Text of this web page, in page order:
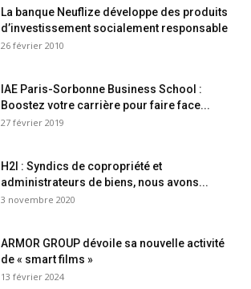
La banque Neuflize développe des produits
d’investissement socialement responsable
26 février 2010
IAE Paris-Sorbonne Business School :
Boostez votre carrière pour faire face...
27 février 2019
H2I : Syndics de copropriété et
administrateurs de biens, nous avons...
3 novembre 2020
ARMOR GROUP dévoile sa nouvelle activité
de « smart films »
13 février 2024